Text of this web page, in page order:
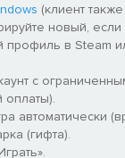
(клиент
новый,
профиль в Steam
с
оплаты).
автоматически
(гифта).